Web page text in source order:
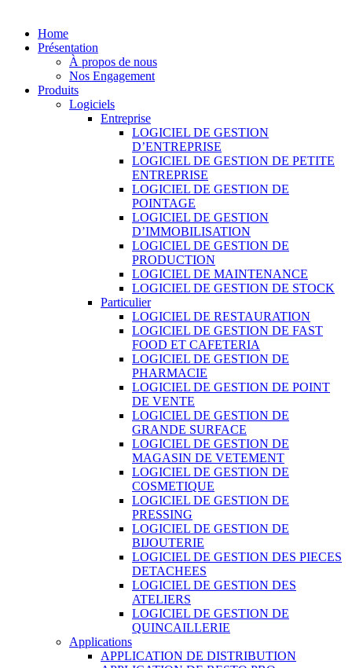
Home
Présentation
À propos de nous
Nos Engagement
Produits
Logiciels
Entreprise
LOGICIEL DE GESTION
D’ENTREPRISE
LOGICIEL DE GESTION DE PETITE
ENTREPRISE
LOGICIEL DE GESTION DE
POINTAGE
LOGICIEL DE GESTION
D’IMMOBILISATION
LOGICIEL DE GESTION DE
PRODUCTION
LOGICIEL DE MAINTENANCE
LOGICIEL DE GESTION DE STOCK
Particulier
LOGICIEL DE RESTAURATION
LOGICIEL DE GESTION DE FAST
FOOD ET CAFETERIA
LOGICIEL DE GESTION DE
PHARMACIE
LOGICIEL DE GESTION DE POINT
DE VENTE
LOGICIEL DE GESTION DE
GRANDE SURFACE
LOGICIEL DE GESTION DE
MAGASIN DE VETEMENT
LOGICIEL DE GESTION DE
COSMETIQUE
LOGICIEL DE GESTION DE
PRESSING
LOGICIEL DE GESTION DE
BIJOUTERIE
LOGICIEL DE GESTION DES PIECES
DETACHEES
LOGICIEL DE GESTION DES
ATELIERS
LOGICIEL DE GESTION DE
QUINCAILLERIE
Applications
APPLICATION DE DISTRIBUTION